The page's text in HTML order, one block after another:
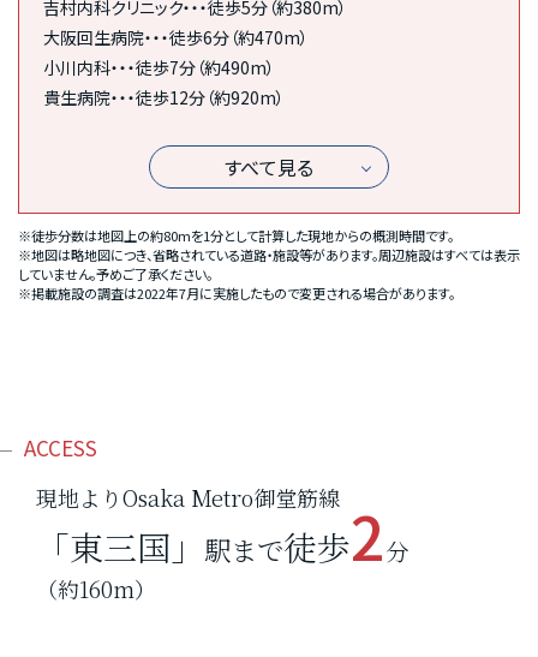
吉村内科クリニック・・・徒歩5分（約380m）
大阪回生病院・・・徒歩6分（約470m）
小川内科・・・徒歩7分（約490m）
貴生病院・・・徒歩12分（約920m）
すべて見る
※徒歩分数は地図上の約80mを1分として計算した現地からの概測時間です。
※地図は略地図につき、省略されている道路・施設等があります。周辺施設はすべては表示
していません。予めご了承ください。
※掲載施設の調査は2022年7月に実施したもので変更される場合があります。
ACCESS
現地よりOsaka Metro御堂筋線
「東三国」 駅まで徒歩2分
（約160m）